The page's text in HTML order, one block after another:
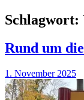
Schlagwort:
Rund um
1. November 2025